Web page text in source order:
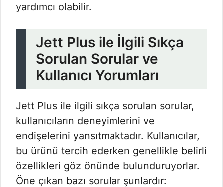
yardımcı olabilir.
Jett Plus ile İlgili Sıkça
Sorulan Sorular ve
Kullanıcı Yorumları
Jett Plus ile ilgili sıkça sorulan sorular,
kullanıcıların deneyimlerini ve
endişelerini yansıtmaktadır. Kullanıcılar,
bu ürünü tercih ederken genellikle belirli
özellikleri göz önünde bulunduruyorlar.
Öne çıkan bazı sorular şunlardır: